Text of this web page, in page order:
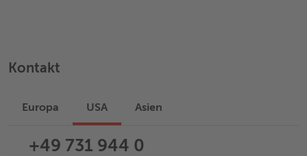
Kontakt
Europa USA Asien
+49 731 944 0